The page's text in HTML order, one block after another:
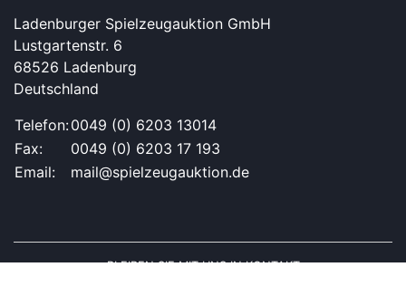
Ladenburger Spielzeugauktion GmbH
Lustgartenstr. 6
68526 Ladenburg
Deutschland
Telefon:0049 (0) 6203 13014
Fax:
0049 (0) 6203 17 193
Email:
mail@spielzeugauktion.de
BLEIBEN SIE MIT UNS IN KONTAKT